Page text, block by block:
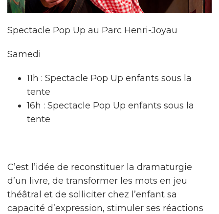
Spectacle Pop Up au Parc Henri-Joyau
Samedi
11h : Spectacle Pop Up enfants sous la
tente
16h : Spectacle Pop Up enfants sous la
tente
C’est l’idée de reconstituer la dramaturgie
d’un livre, de transformer les mots en jeu
théâtral et de solliciter chez l’enfant sa
capacité d’expression, stimuler ses réactions